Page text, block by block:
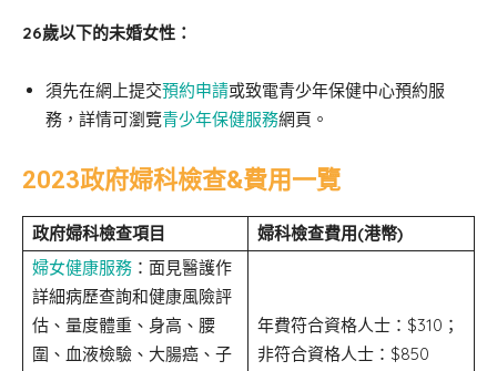
26歲以下的未婚女性：
須先在網上提交預約申請或致電青少年保健中心預約服
務，詳情可瀏覽青少年保健服務網頁。
2023政府婦科檢查&費用一覽
政府婦科檢查項目 婦科檢查費用(港幣)
婦女健康服務 ：面見醫護作
詳細病歷查詢和健康風險評
估、量度體重、身高、腰
圍、血液檢驗、大腸癌、子
年費符合資格人士：$310；
非符合資格人士：$850